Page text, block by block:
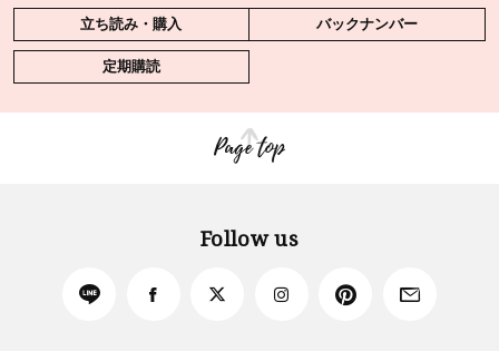
立ち読み・購入 バックナンバー
定期購読
Page top
Follow us